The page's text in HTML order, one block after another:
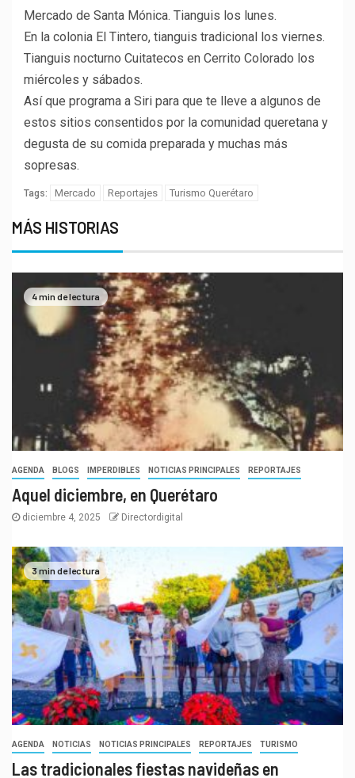
Mercado de Santa Mónica. Tianguis los lunes.
En la colonia El Tintero, tianguis tradicional los viernes.
Tianguis nocturno Cuitatecos en Cerrito Colorado los
miércoles y sábados.
Así que programa a Siri para que te lleve a algunos de
estos sitios consentidos por la comunidad queretana y
degusta de su comida preparada y muchas más
sopresas.
Tags: Mercado Reportajes Turismo Querétaro
MÁS HISTORIAS
4 min de lectura
AGENDA BLOGS IMPERDIBLES NOTICIAS PRINCIPALES REPORTAJES
Aquel diciembre, en Querétaro
diciembre 4, 2025 Directordigital
3 min de lectura
AGENDA NOTICIAS NOTICIAS PRINCIPALES REPORTAJES TURISMO
Las tradicionales fiestas navideñas en